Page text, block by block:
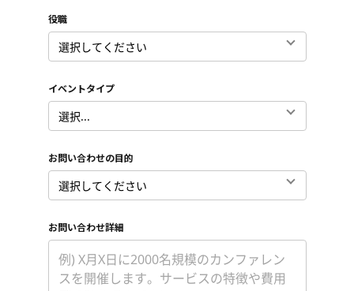
*
役職
*
イベントタイプ
*
お問い合わせの目的
*
お問い合わせ詳細